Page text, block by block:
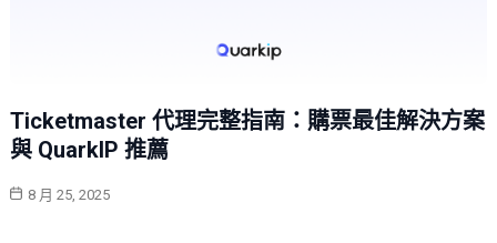
Ticketmaster 代理完整指南：購票最佳解決方案
與 QuarkIP 推薦
8 月 25, 2025